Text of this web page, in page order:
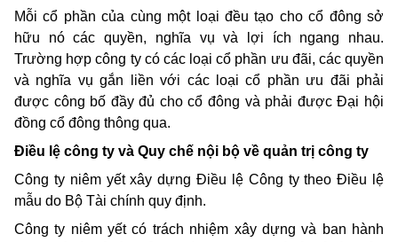
Mỗi cổ phần của cùng một loại đều tạo cho cổ đông sở
hữu nó các quyền, nghĩa vụ và lợi ích ngang nhau.
Trường hợp công ty có các loại cổ phần ưu đãi, các quyền
và nghĩa vụ gắn liền với các loại cổ phần ưu đãi phải
được công bố đầy đủ cho cổ đông và phải được Đại hội
đồng cổ đông thông qua.
Điều lệ công ty và Quy chế nội bộ về quản trị công ty
Công ty niêm yết xây dựng Điều lệ Công ty theo Điều lệ
mẫu do Bộ Tài chính quy định.
Công ty niêm yết có trách nhiệm xây dựng và ban hành